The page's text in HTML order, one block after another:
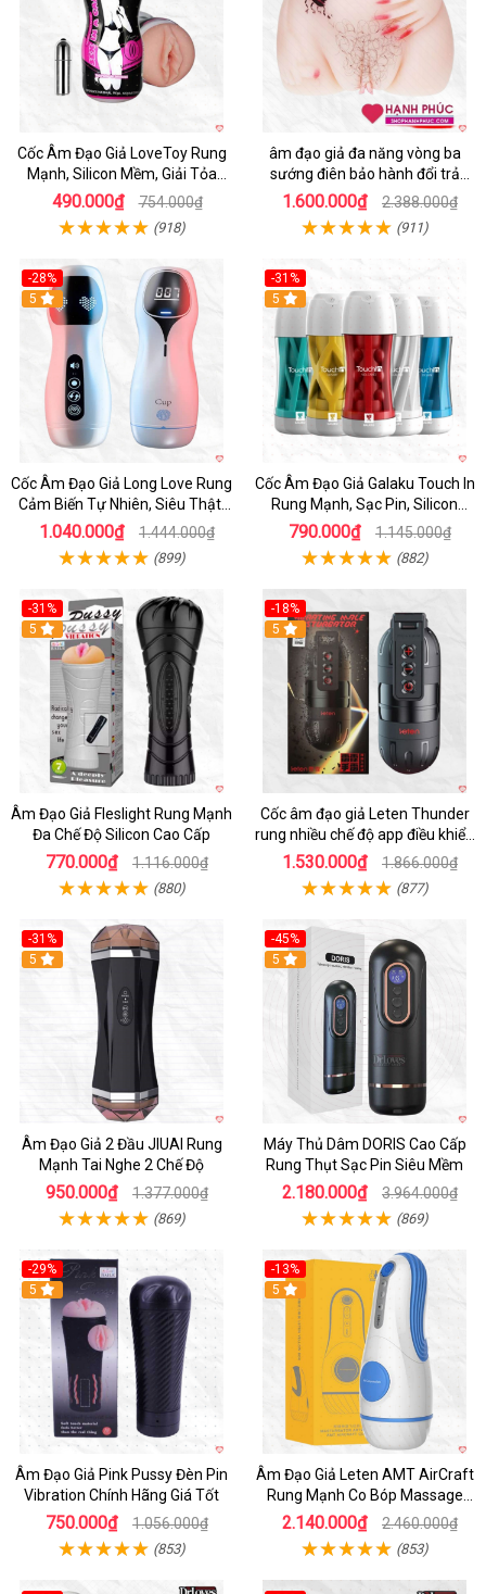
Cốc Âm Đạo Giả LoveToy Rung
Mạnh, Silicon Mềm, Giải Tỏa
Sinh Lý
490.000₫ 754.000₫
(918)
âm đạo giả đa năng vòng ba
sướng điên bảo hành đổi trả
nhanh
1.600.000₫ 2.388.000₫
(911)
-28%
5
Cốc Âm Đạo Giả Long Love Rung
Cảm Biến Tự Nhiên, Siêu Thật,
Sướng
1.040.000₫ 1.444.000₫
(899)
-31%
Hot
5
Cốc Âm Đạo Giả Galaku Touch In
Rung Mạnh, Sạc Pin, Silicon
Mềm
790.000₫ 1.145.000₫
(882)
-31%
5
Âm Đạo Giả Fleslight Rung Mạnh
Đa Chế Độ Silicon Cao Cấp
770.000₫ 1.116.000₫
(880)
-18%
5
Cốc âm đạo giả Leten Thunder
rung nhiều chế độ app điều khiển
tiện lợi
1.530.000₫ 1.866.000₫
(877)
-31%
5
Âm Đạo Giả 2 Đầu JIUAI Rung
Mạnh Tai Nghe 2 Chế Độ
950.000₫ 1.377.000₫
(869)
-45%
Hot
5
Máy Thủ Dâm DORIS Cao Cấp
Rung Thụt Sạc Pin Siêu Mềm
2.180.000₫ 3.964.000₫
(869)
-29%
5
Âm Đạo Giả Pink Pussy Đèn Pin
Vibration Chính Hãng Giá Tốt
750.000₫ 1.056.000₫
(853)
-13%
5
Âm Đạo Giả Leten AMT AirCraft
Rung Mạnh Co Bóp Massage
Êm Ái
2.140.000₫ 2.460.000₫
(853)